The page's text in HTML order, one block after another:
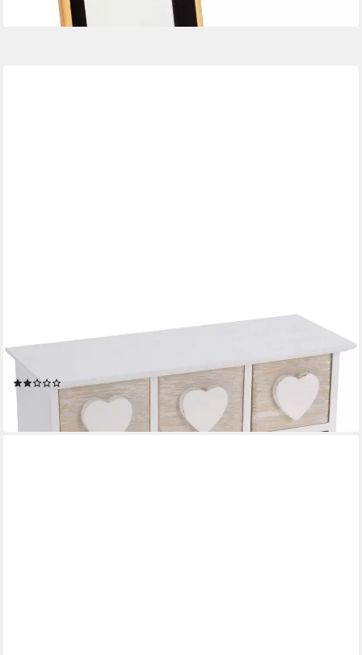
lieferbar - in 2-3 Werktagen bei dir
Schmuckkasten Holz Schmuckkästchen mit 5 Schubladen - 24 x
13 cm, Kleines Holzkästchen im Shabby Chic Look
(1)
17,95 €
lieferbar - in 3-4 Werktagen bei dir